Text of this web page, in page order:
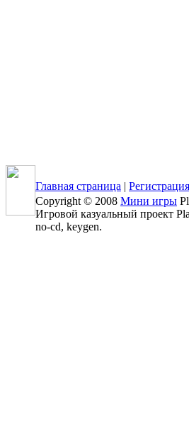
Главная страница | Регистрация
Copyright © 2008 Мини игры
Игровой казуальный проект
no-cd, keygen.